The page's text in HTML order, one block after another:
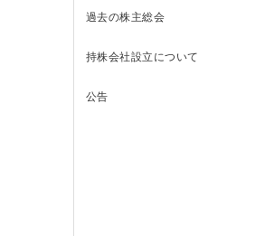
過去の株主総会
持株会社設立について
公告